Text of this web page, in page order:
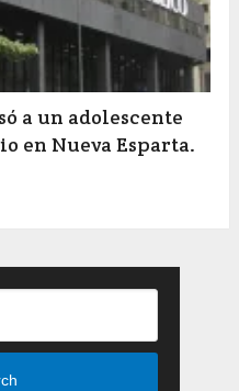
a un adolescente
en Nueva Esparta.